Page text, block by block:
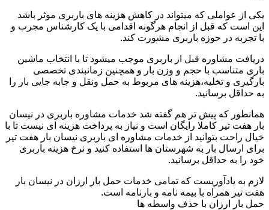
یکی از عواملی که میتواند در کاهش هزینه های باربری موثر باشد
این است که قبل از انجام هرگونه اقدامی با یک کارشناس مجرب و
با تجربه در حوزه باربری مشورت کند.
دریافت مشاوره قبل از باربری موجب میشود تا با انتخاب ماشین
باری متناسب با حجم و وزن بار و همچنین زمانبندی تخصصی
بارگیری و تخلیه،هزینه های مربوط به حمل ونقل و جابه جایی بار را
به حداقل برسانید.
همانطور که پیش تر هم گفته شد خدمات مشاوره باربری در نیسان
بار هفت تیر کاملا رایگان است و نیاز به پرداخت هزینه ای نیست تا با
خیال راحت بتوانید از خدمات مشاوره ای باربری نیسان بار هفت تیر
برای ارسال بار به شهرستان ها استفاده کنید و نرخ هزینه باربری
خود را به حداقل برسانید.
لازم به یادآوریست که تمامی خدمات حمل بار ارزان در نیسان بار
هفت تیر همراه با بیمه نامه و بارنامه است.
حمل بار ارزان با حذف واسطه ها